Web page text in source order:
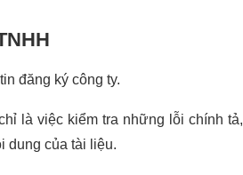
đăng ký công ty.
là việc kiểm tra những lỗi chính tả,
dung của tài liệu.